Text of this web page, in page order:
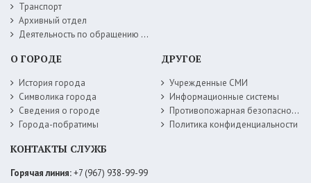
Транспорт
Архивный отдел
Деятельность по обращению с животными без владельцев
О ГОРОДЕ
История города
Символика города
Сведения о городе
Города-побратимы
ДРУГОЕ
Учрежденные СМИ
Информационные системы
Противопожарная безопасность
Политика конфиденциальности
КОНТАКТЫ СЛУЖБ
Горячая линия:+7 (967) 938-99-99